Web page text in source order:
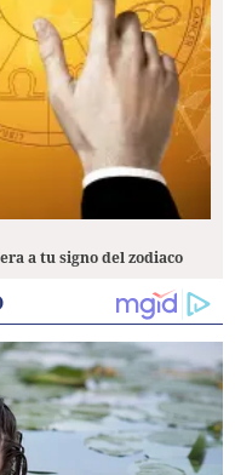
a tu signo del zodiaco